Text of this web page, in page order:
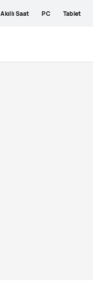
Akıllı Saat PC Tablet